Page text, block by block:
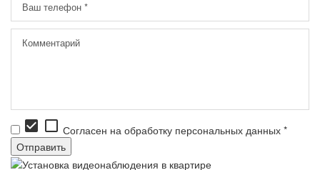
check_box check_box_outline_blank Согласен на обработку персональных данных *